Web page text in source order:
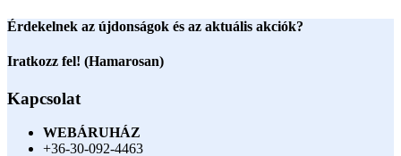
Érdekelnek az újdonságok és az aktuális akciók?
Iratkozz fel! (Hamarosan)
Kapcsolat
WEBÁRUHÁZ
+36-30-092-4463